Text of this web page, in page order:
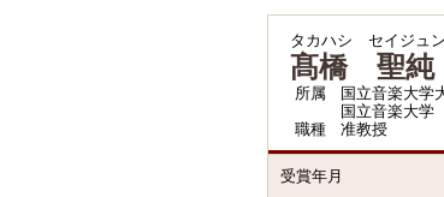
タカハシ セイジュン
髙橋 聖純
所属
国立音楽大学
国立音楽大学
職種
准教授
受賞年月